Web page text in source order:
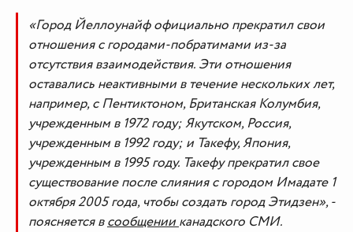
«Город Йеллоунайф официально прекратил свои
отношения с городами-побратимами из-за
отсутствия взаимодействия. Эти отношения
оставались неактивными в течение нескольких лет,
например, с Пентиктоном, Британская Колумбия,
учрежденным в 1972 году; Якутском, Россия,
учрежденным в 1992 году; и Такефу, Япония,
учрежденным в 1995 году. Такефу прекратил свое
существование после слияния с городом Имадате 1
октября 2005 года, чтобы создать город Этидзен», -
поясняется всообщенииканадского СМИ.